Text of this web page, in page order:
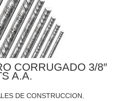
CORRUGADO 3/8″
A.A.
DE CONSTRUCCION